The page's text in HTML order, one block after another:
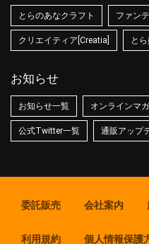
とらのあなクラフト ファン
クリエイティア[Creatia] と
お知らせ
お知らせ一覧 オンラインマ
公式Twitter一覧 通販アップ
委託販売 会社案内
利用規約 個人情報保護